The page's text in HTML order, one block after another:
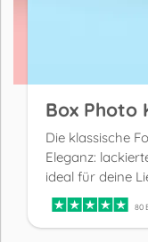
Box Photo
Die klassische
Eleganz:
ideal für deine
80